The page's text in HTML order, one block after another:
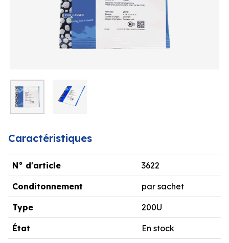
Caractéristiques
N° d'article 3622
Conditonnement par sachet
Type 200U
État En stock